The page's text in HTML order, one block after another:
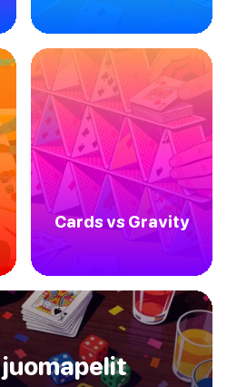
Cards vs Gravity
juomapelit